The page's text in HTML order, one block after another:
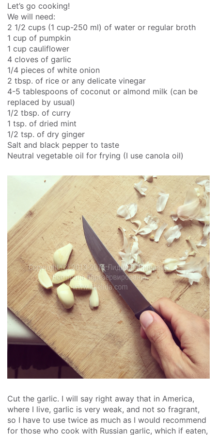
Let’s go cooking!
We will need:
2 1/2 cups (1 cup-250 ml) of water or regular broth
1 cup of pumpkin
1 cup cauliflower
4 cloves of garlic
1/4 pieces of white onion
2 tbsp. of rice or any delicate vinegar
4-5 tablespoons of coconut or almond milk (can be
replaced by usual)
1/2 tbsp. of curry
1 tsp. of dried mint
1/2 tsp. of dry ginger
Salt and black pepper to taste
Neutral vegetable oil for frying (I use canola oil)
Cut the garlic. I will say right away that in America,
where I live, garlic is very weak, and not so fragrant,
so I have to use twice as much as I would recommend
for those who cook with Russian garlic, which if eaten,